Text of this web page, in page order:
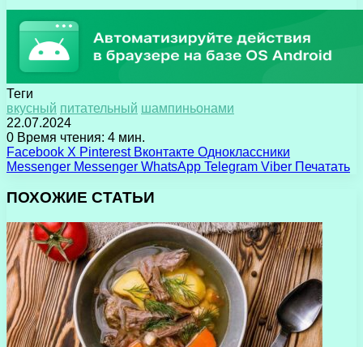
Теги
вкусный питательный шампиньонами
22.07.2024
0 Время чтения: 4 мин.
Facebook X Pinterest Вконтакте Одноклассники
Messenger Messenger WhatsApp Telegram Viber Печатать
ПОХОЖИЕ СТАТЬИ